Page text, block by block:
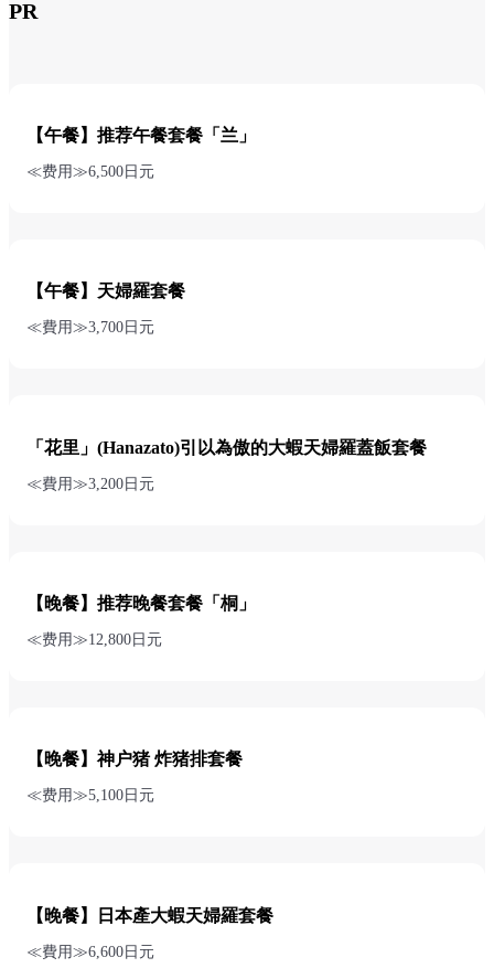
PR
【午餐】推荐午餐套餐「兰」
≪费用≫6,500日元
【午餐】天婦羅套餐
≪費用≫3,700日元
「花里」(Hanazato)引以為傲的大蝦天婦羅蓋飯套餐
≪費用≫3,200日元
【晚餐】推荐晚餐套餐「桐」
≪费用≫12,800日元
【晚餐】神户猪 炸猪排套餐
≪费用≫5,100日元
【晚餐】日本產大蝦天婦羅套餐
≪費用≫6,600日元